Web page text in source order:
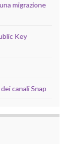
migrazione
Key
canali Snap